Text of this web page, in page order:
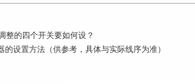
整的四个开关要如何设？
设置方法（供参考，具体与实际线序为准）